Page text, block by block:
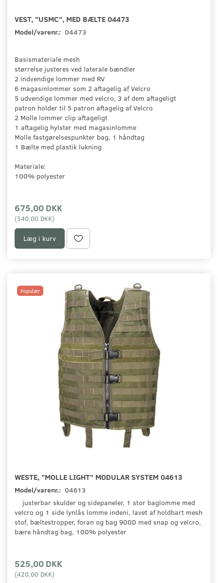
VEST, "USMC", MED BÆLTE 04473
Model/varenr.: 04473
Basismateriale mesh
størrelse justeres ved laterale bændler
2 indvendige lommer med RV
6 magasinlommer som 2 aftagelig af Velcro
5 udvendige lommer med velcro, 3 af dem aftageligt
patron holder til 5 patron aftagelig af Velcro
2 Molle lommer clip aftageligt
1 aftagelig hylster med magasinlomme
Molle fastgørelsespunkter bag, 1 håndtag
1 Bælte med plastik lukning
Materiale:
100% polyester
675,00 DKK
(540,00 DKK)
Læg i kurv
Populær
WESTE, "MOLLE LIGHT" MODULAR SYSTEM 04613
Model/varenr.: 04613
justerbar skulder og sidepaneler, 1 stor baglomme med
velcro og 1 side lynlås lomme indeni, lavet af holdbart mesh
stof, bæltestropper, foran og bag 900D med snap og velcro,
bære håndtag bag, 100% polyester
525,00 DKK
(420,00 DKK)